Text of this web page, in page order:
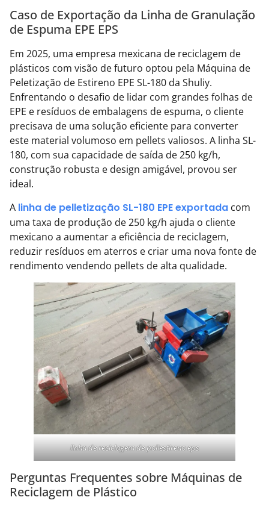
Caso de Exportação da Linha de Granulação
de Espuma EPE EPS
Em 2025, uma empresa mexicana de reciclagem de
plásticos com visão de futuro optou pela Máquina de
Peletização de Estireno EPE SL-180 da Shuliy.
Enfrentando o desafio de lidar com grandes folhas de
EPE e resíduos de embalagens de espuma, o cliente
precisava de uma solução eficiente para converter
este material volumoso em pellets valiosos. A linha SL-
180, com sua capacidade de saída de 250 kg/h,
construção robusta e design amigável, provou ser
ideal.
A linha de pelletização SL-180 EPE exportada com
uma taxa de produção de 250 kg/h ajuda o cliente
mexicano a aumentar a eficiência de reciclagem,
reduzir resíduos em aterros e criar uma nova fonte de
rendimento vendendo pellets de alta qualidade.
linha de reciclagem de poliestireno eps
Perguntas Frequentes sobre Máquinas de
Reciclagem de Plástico